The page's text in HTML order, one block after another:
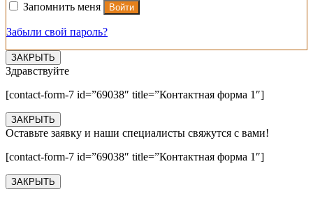
Запомнить меня Войти
Забыли свой пароль?
ЗАКРЫТЬ
Здравствуйте
[contact-form-7 id=”69038″ title=”Контактная форма 1″]
ЗАКРЫТЬ
Оставьте заявку и наши специалисты свяжутся с вами!
[contact-form-7 id=”69038″ title=”Контактная форма 1″]
ЗАКРЫТЬ